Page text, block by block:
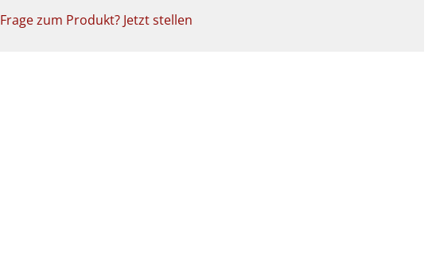
Frage zum Produkt? Jetzt stellen